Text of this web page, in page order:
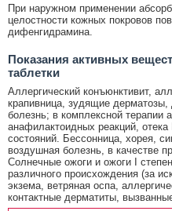
При наружном применении
целостности кожных покровов
дифенгидрамина.
Показания активных
таблетки
Аллергический конъюнктивит,
крапивница, зудящие
болезнь; в комплексной терапии
анафилактоидных реакций, отека
состояний. Бессонница, хорея,
воздушная болезнь, в качестве
Солнечные ожоги и ожоги I
различного происхождения (за
экзема, ветряная оспа,
контактные дерматиты,